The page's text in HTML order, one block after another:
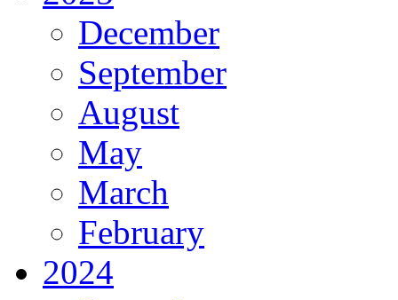
December
September
August
May
March
February
2024